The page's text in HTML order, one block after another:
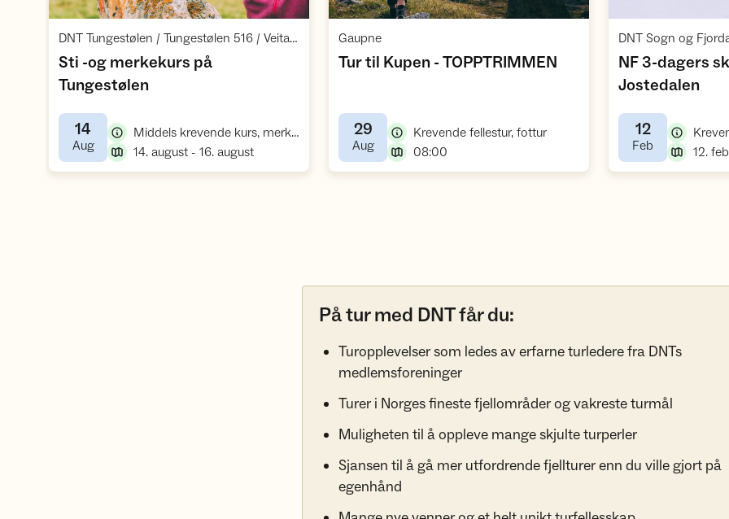
Åpne aktivitet
DNT Tungestølen / Tungestølen 516 / Veitastrond
Sti -og merkekurs på
Tungestølen,
14
Aug,
Middels krevende kurs, merkekurs
14. august - 16. august,
Åpne aktivitet
Gaupne,
Tur til Kupen - TOPPTRIMMEN
29
Aug,
Krevende fellestur, fottur,
08:00
NF 3-dagers
Jostedalen,
12
Feb
12.
På tur med DNT får du:
Turopplevelser som ledes av erfarne turledere fra DNTs
medlemsforeninger
Turer i Norges fineste fjellområder og vakreste turmål
Muligheten til å oppleve mange skjulte turperler
Sjansen til å gå mer utfordrende fjellturer enn du ville gjort på
egenhånd